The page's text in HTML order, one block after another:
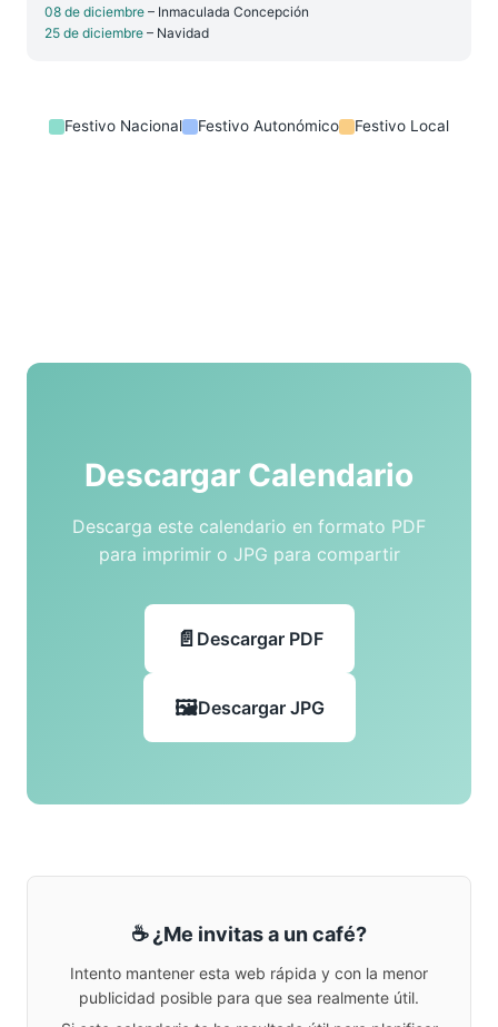
08 de diciembre – Inmaculada Concepción
25 de diciembre – Navidad
Festivo Nacional Festivo Autonómico Festivo Local
Descargar Calendario
Descarga este calendario en formato PDF
para imprimir o JPG para compartir
Descargar PDF
Descargar JPG
☕ ¿Me invitas a un café?
Intento mantener esta web rápida y con la menor
publicidad posible para que sea realmente útil.